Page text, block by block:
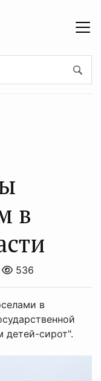
в
536
в
детей-сирот".